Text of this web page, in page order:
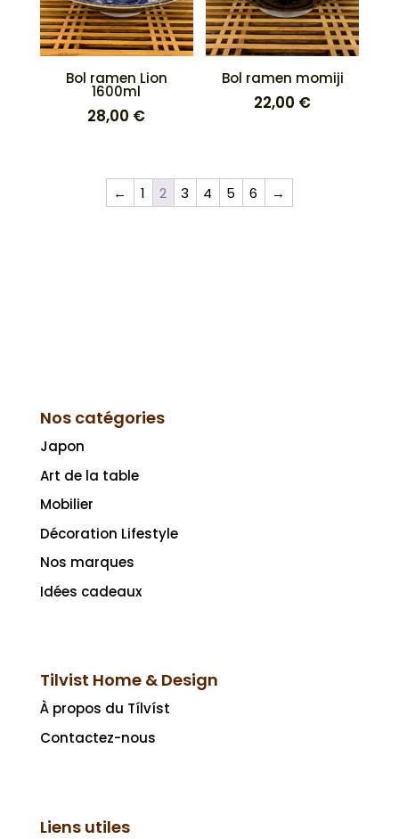
Bol ramen Lion
1600ml
28,00 €
Bol ramen momiji
22,00 €
← 1 2 3 4 5 6 →
Nos catégories
Japon
Art de la table
Mobilier
Décoration Lifestyle
Nos marques
Idées cadeaux
Tilvist Home & Design
À propos du Tílvíst
Contactez-nous
Liens utiles